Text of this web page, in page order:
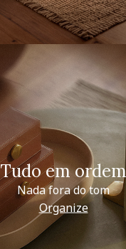
Tudo em ordem
Nada fora do tom
Organize